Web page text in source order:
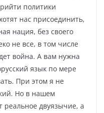
политики
нас присоединить,
нация, без своего
не все, в том числе
война. А вам нужна
язык по мере
При этом я не
Но в нашем
реальное двуязычие, а